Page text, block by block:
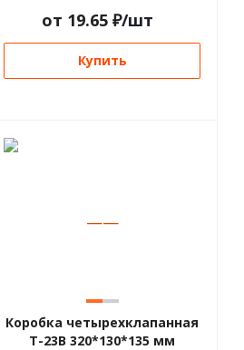
от 19.65 ₽/шт
Купить
——
Коробка четырехклапанная
Т-23В 320*130*135 мм